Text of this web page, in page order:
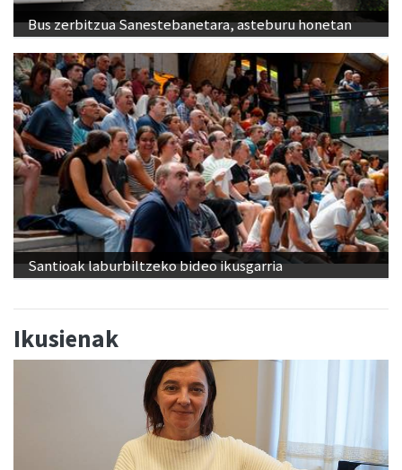
Bus zerbitzua Sanestebanetara, asteburu honetan
Santioak laburbiltzeko bideo ikusgarria
Ikusienak